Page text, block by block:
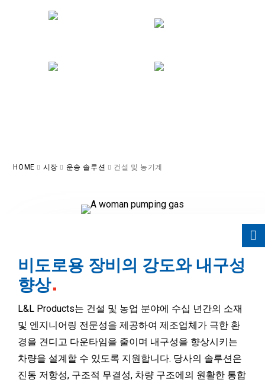
HOME 시장 운송 솔루션 건설 및 농기계
비도로용 장비의 강도와 내구성
향상
L&L Products는 건설 및 농업 분야에 수십 년간의 소재
및 엔지니어링 전문성을 제공하여 제조업체가 극한 환
경을 견디고 다운타임을 줄이며 내구성을 향상시키는
차량을 설계할 수 있도록 지원합니다. 당사의 솔루션은
진동 저항성, 구조적 무결성, 차량 구조에의 원활한 통합